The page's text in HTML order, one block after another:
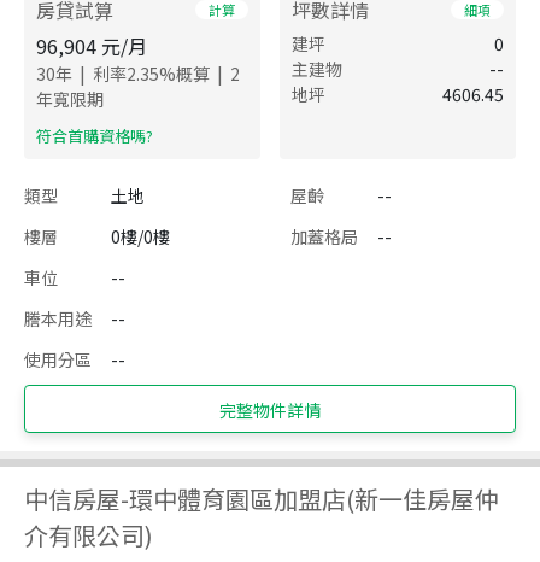
房貸試算 計算
96,904 元/月
30年 | 利率2.35%概算 | 2
年寬限期
​符合首購資格嗎?
坪數詳情 細項
建坪
0
主建物
--
地坪
4606.45
類型 土地 屋齡
--
樓層
0樓/0樓 加蓋格局
--
車位
--
謄本用途
--
使用分區
--
完整物件詳情
中信房屋-環中體育園區加盟店(新一佳房屋仲
介有限公司)